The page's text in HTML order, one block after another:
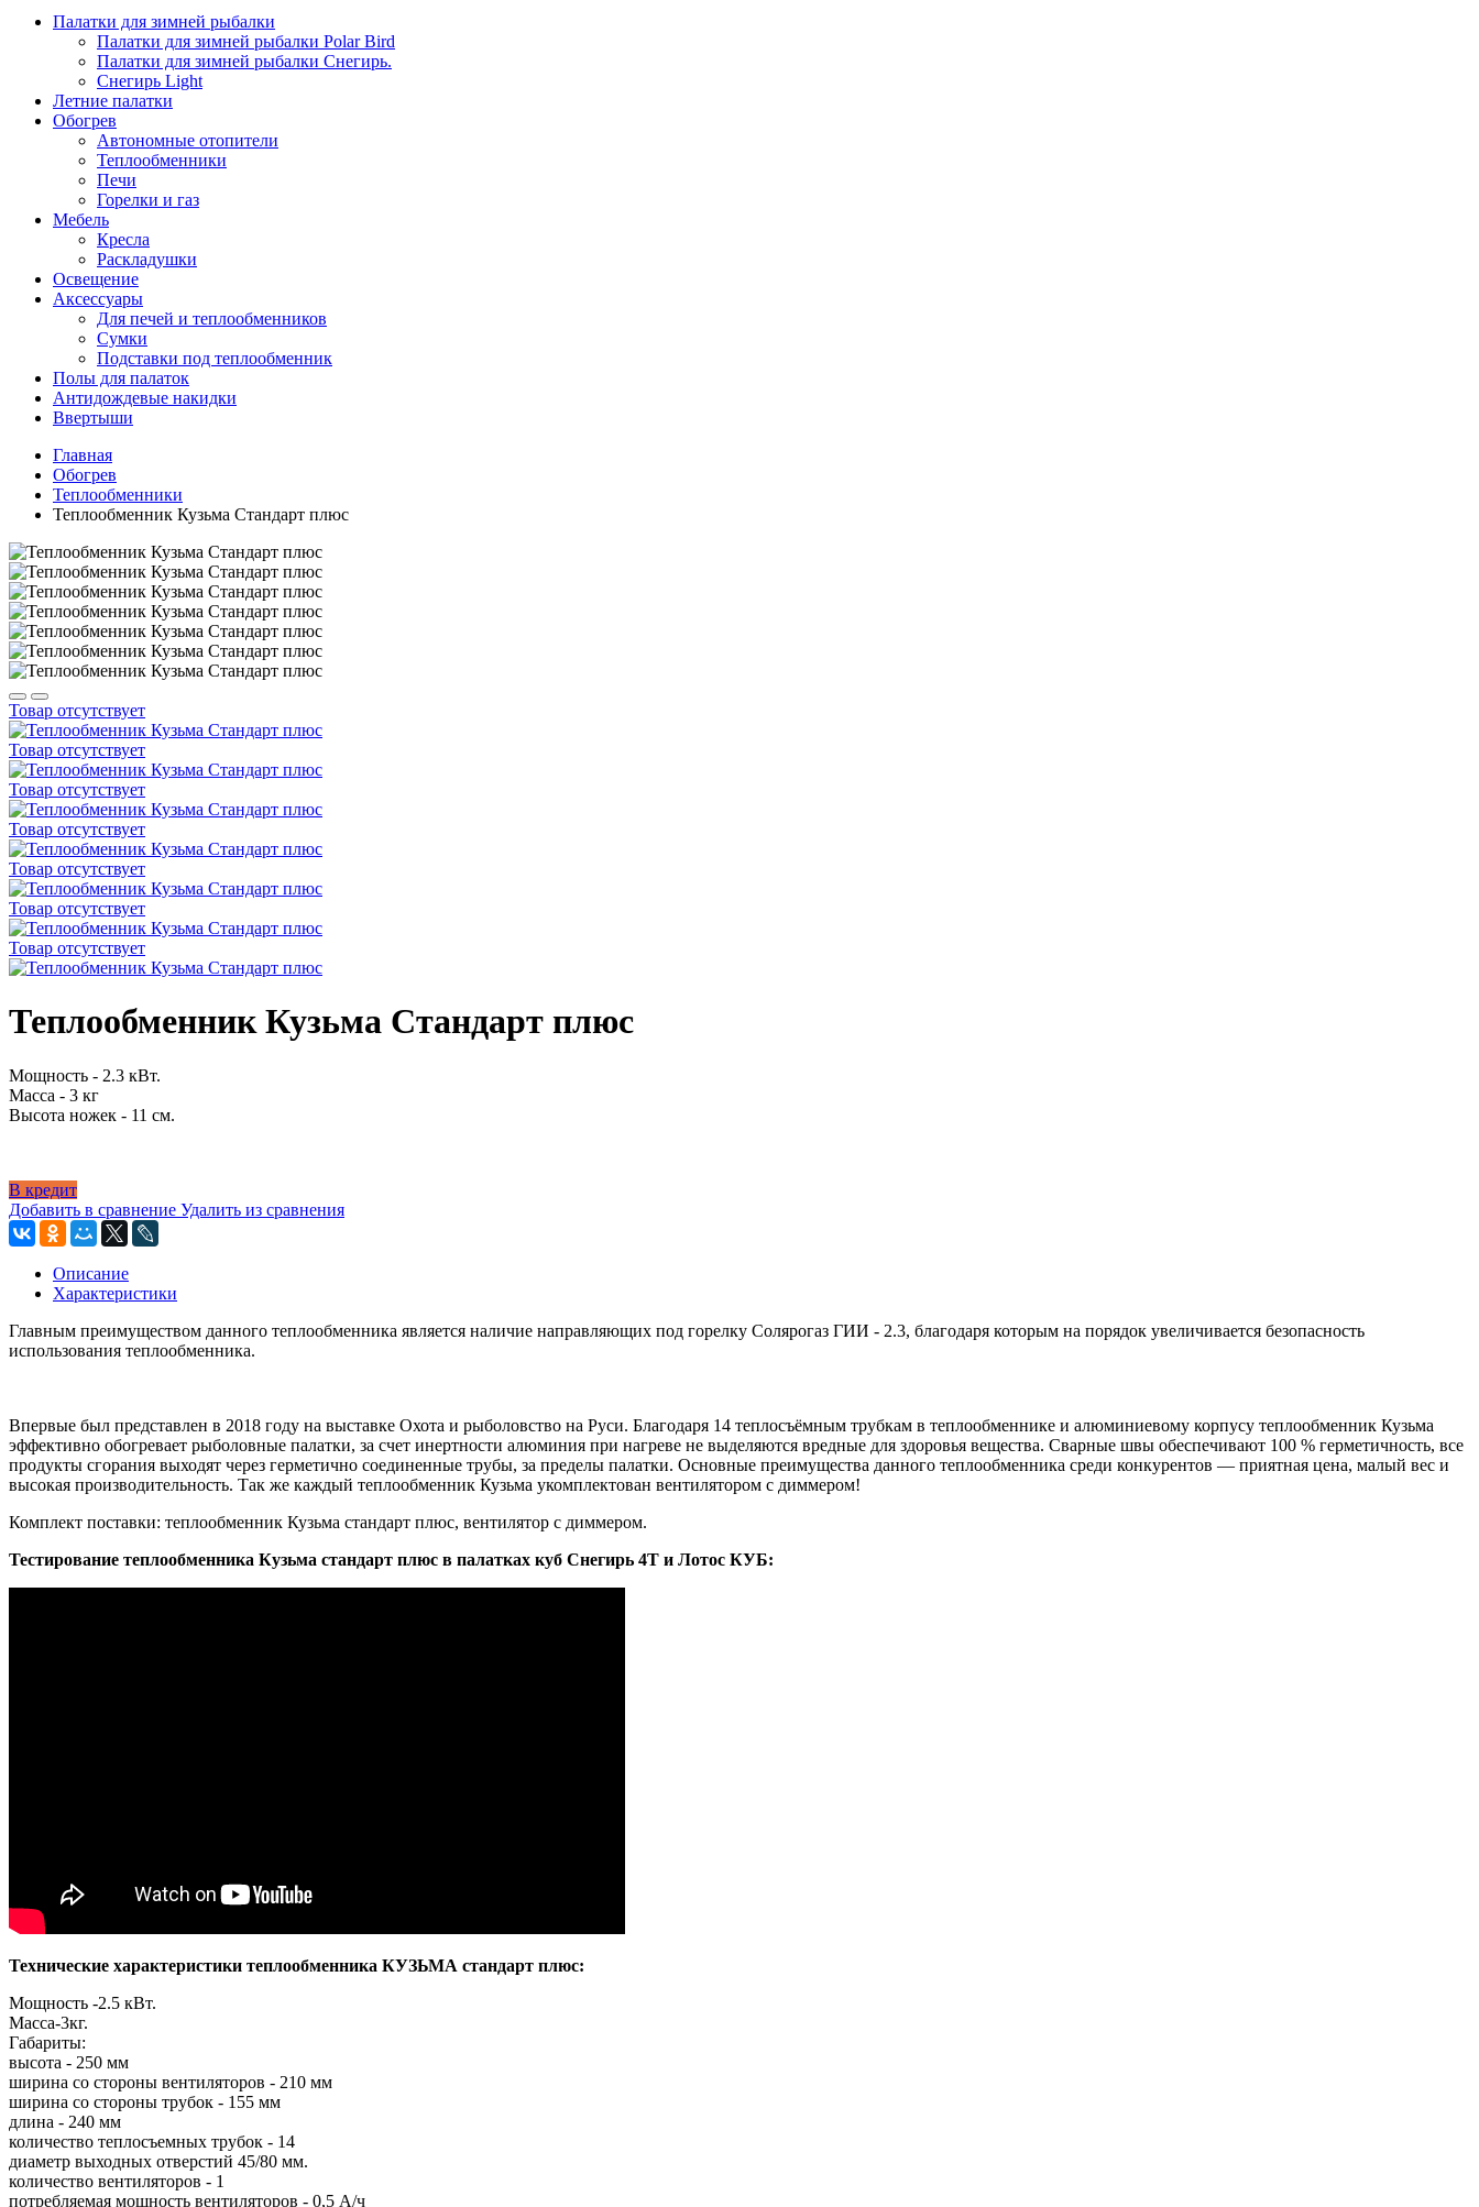
Палатки для зимней рыбалки
Палатки для зимней рыбалки Polar Bird
Палатки для зимней рыбалки Снегирь.
Снегирь Light
Летние палатки
Обогрев
Автономные отопители
Теплообменники
Печи
Горелки и газ
Мебель
Кресла
Раскладушки
Освещение
Аксессуары
Для печей и теплообменников
Сумки
Подставки под теплообменник
Полы для палаток
Антидождевые накидки
Ввертыши
Главная
Обогрев
Теплообменники
Теплообменник Кузьма Стандарт плюс
Товар отсутствует
Товар отсутствует
Товар отсутствует
Товар отсутствует
Товар отсутствует
Товар отсутствует
Товар отсутствует
Теплообменник Кузьма Стандарт плюс
Мощность - 2.3 кВт.
Масса - 3 кг
Высота ножек - 11 см.
В кредит
Добавить в сравнение Удалить из сравнения
Описание
Характеристики
Главным преимуществом данного теплообменника является наличие направляющих под горелку Солярогаз ГИИ - 2.3, благодаря которым на порядок увеличивается безопасность
использования теплообменника.
Впервые был представлен в 2018 году на выставке Охота и рыболовство на Руси. Благодаря 14 теплосъёмным трубкам в теплообменнике и алюминиевому корпусу теплообменник Кузьма
эффективно обогревает рыболовные палатки, за счет инертности алюминия при нагреве не выделяются вредные для здоровья вещества. Сварные швы обеспечивают 100 % герметичность, все
продукты сгорания выходят через герметично соединенные трубы, за пределы палатки. Основные преимущества данного теплообменника среди конкурентов — приятная цена, малый вес и
высокая производительность. Так же каждый теплообменник Кузьма укомплектован вентилятором с диммером!
Комплект поставки: теплообменник Кузьма стандарт плюс, вентилятор с диммером.
Тестирование теплообменника Кузьма стандарт плюс в палатках куб Снегирь 4Т и Лотос КУБ:
Технические характеристики теплообменника КУЗЬМА стандарт плюс:
Мощность -2.5 кВт.
Масса-3кг.
Габариты:
высота - 250 мм
ширина со стороны вентиляторов - 210 мм
ширина со стороны трубок - 155 мм
длина - 240 мм
количество теплосъемных трубок - 14
диаметр выходных отверстий 45/80 мм.
количество вентиляторов - 1
потребляемая мощность вентиляторов - 0,5 А/ч